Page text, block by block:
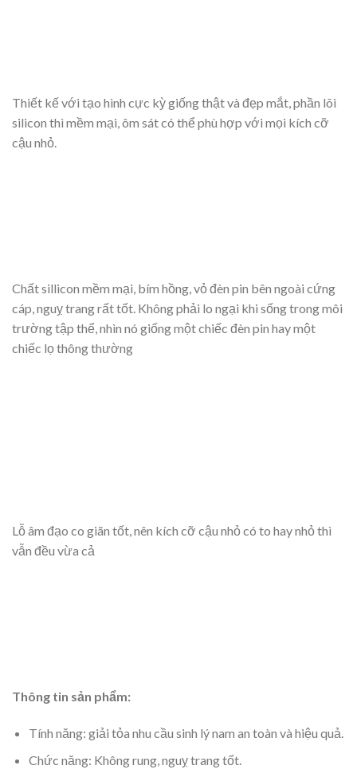
Thiết kế với tạo hình cực kỳ giống thật và đẹp mắt, phần lõi
silicon thì mềm mại, ôm sát có thể phù hợp với mọi kích cỡ
cậu nhỏ.
Chất sillicon mềm mại, bím hồng, vỏ đèn pin bên ngoài cứng
cáp, nguỵ trang rất tốt. Không phải lo ngại khi sống trong môi
trường tập thể, nhìn nó giống một chiếc đèn pin hay một
chiếc lọ thông thường
Lỗ âm đạo co giãn tốt, nên kích cỡ cậu nhỏ có to hay nhỏ thì
vẫn đều vừa cả
Thông tin sản phẩm:
Tính năng: giải tỏa nhu cầu sinh lý nam an toàn và hiệu quả.
Chức năng: Không rung, nguỵ trang tốt.